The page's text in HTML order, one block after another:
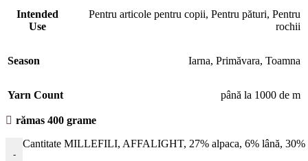
Intended
Use
Pentru articole pentru copii, Pentru pături, Pentru
rochii
Season Iarna, Primăvara, Toamna
Yarn Count până la 1000 de m
rămas 400 grame
-
Cantitate MILLEFILI, AFFALIGHT, 27% alpaca, 6% lână,